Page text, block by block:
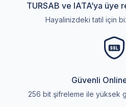
TURSAB ve IATA’ya üye
Hayalinizdeki tatil için
Güvenli
256 bit şifreleme ile yüksek